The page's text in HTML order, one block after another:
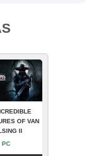
OF VAN
II
PC